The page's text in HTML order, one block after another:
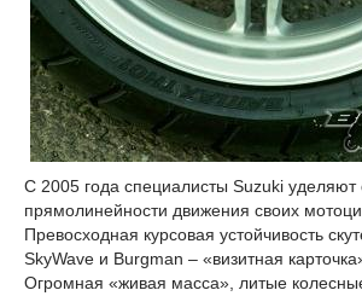
С 2005 года специалисты Suzuki
прямолинейности движения своих
Превосходная курсовая устойчивость
SkyWave и Burgman – «визитная
Огромная «живая масса», литые